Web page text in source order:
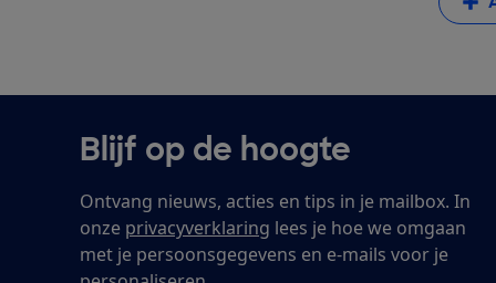
Blijf op de hoogte
Ontvang nieuws, acties en tips in je mailbox. In
onze privacyverklaring lees je hoe we omgaan
met je persoonsgegevens en e-mails voor je